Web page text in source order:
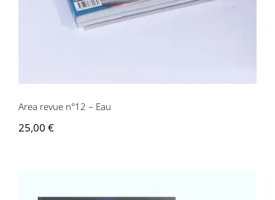
Area revue n°12 – Eau
25,00 €